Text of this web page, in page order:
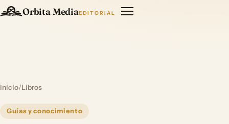
Orbita MediaEDITORIAL
Inicio/Libros
Guías y conocimiento